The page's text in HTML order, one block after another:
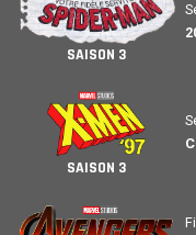
SAISON 3
SAISON 3